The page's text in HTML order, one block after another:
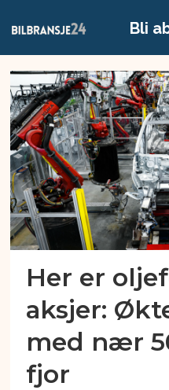
Bli
Emne:
norges
bank
Her er
aksjer:
med nær
fjor